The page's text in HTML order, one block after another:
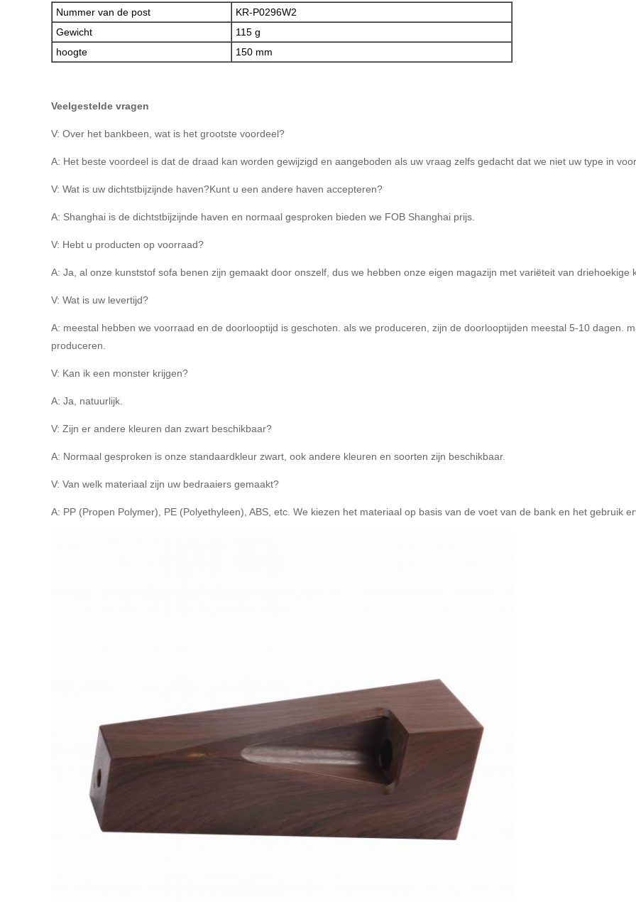
Nummer van de post
KR-P0296W2
Gewicht
115 g
hoogte
150 mm
Veelgestelde vragen
V: Over het bankbeen, wat is het grootste voordeel?
A: Het beste voordeel is dat de draad kan worden gewijzigd en aangeboden als uw vraag zelfs gedacht dat we niet uw type in
V: Wat is uw dichtstbijzijnde haven?Kunt u een andere haven accepteren?
A: Shanghai is de dichtstbijzijnde haven en normaal gesproken bieden we FOB Shanghai prijs.
V: Hebt u producten op voorraad?
A: Ja, al onze kunststof sofa benen zijn gemaakt door onszelf, dus we hebben onze eigen magazijn met variëteit van driehoekige
V: Wat is uw levertijd?
A: meestal hebben we voorraad en de doorlooptijd is geschoten. als we produceren, zijn de doorlooptijden meestal 5-10 dagen.
produceren.
V: Kan ik een monster krijgen?
A: Ja, natuurlijk.
V: Zijn er andere kleuren dan zwart beschikbaar?
A: Normaal gesproken is onze standaardkleur zwart, ook andere kleuren en soorten zijn beschikbaar.
V: Van welk materiaal zijn uw bedraaiers gemaakt?
A: PP (Propen Polymer), PE (Polyethyleen), ABS, etc. We kiezen het materiaal op basis van de voet van de bank en het gebruik